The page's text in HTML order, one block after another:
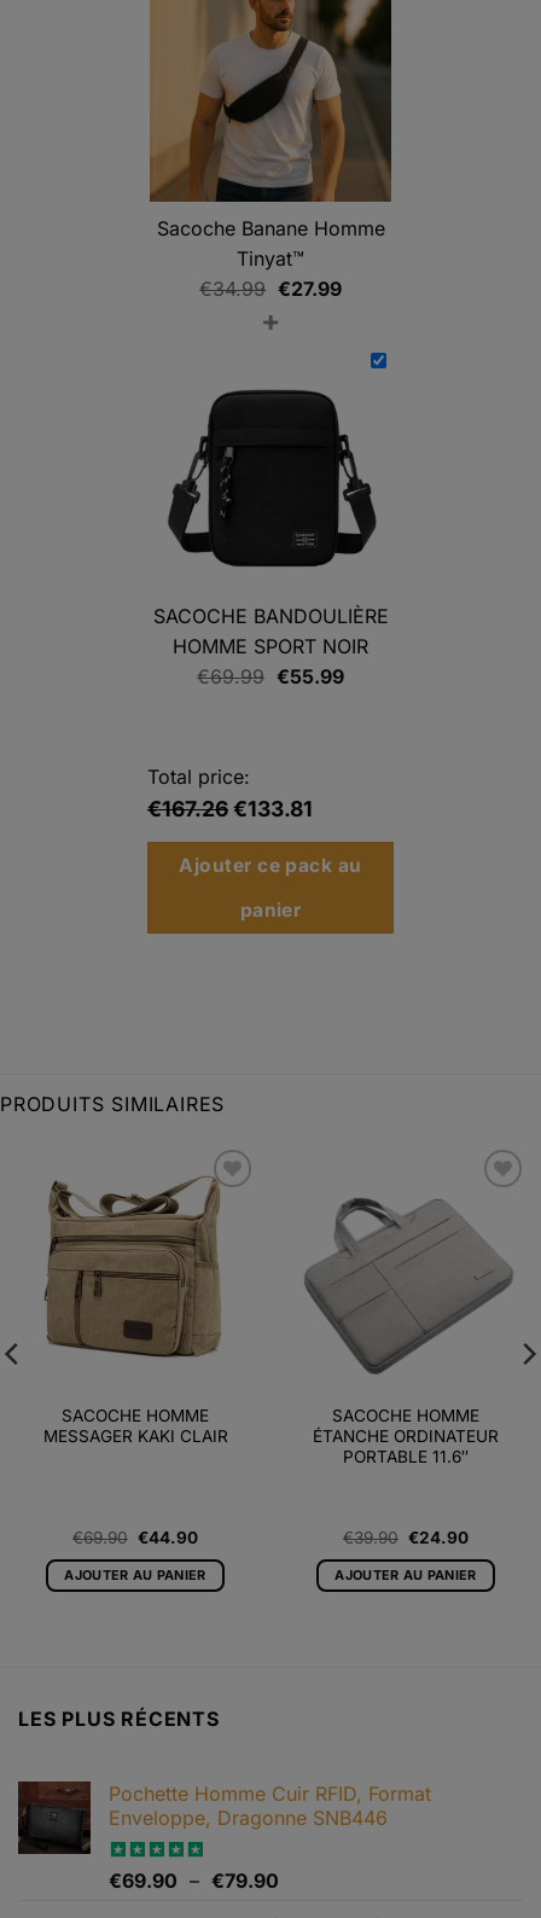
à
€104.47
Sacoche Banane Homme
Tinyat™
€34.99 Le
prix
€34.99.
€27.99Le
actuel
+
SACOCHE BANDOULIÈRE
HOMME SPORT NOIR
€69.99 Le
€69.99.
€55.99Le
Total price:
€167.26€133.81
Ajouter ce pack au
panier
PRODUITS SIMILAIRES
Ajouter
à la liste
d’envies
SACOCHE HOMME
MESSAGER KAKI CLAIR
€69.90 Le
initial
était :
€44.90Le
actuel
est :
AJOUTER AU PANIER
à la liste
d’envies
SACOCHE HOMME
ÉTANCHE ORDINATEUR
PORTABLE 11.6″
€39.90 Le
initial
était :
€24.90Le
actuel
est :
AJOUTER AU PANIER
LES PLUS RÉCENTS
Pochette Homme Cuir RFID, Format
Enveloppe, Dragonne SNB446
Note5.00
€69.90 – €79.90